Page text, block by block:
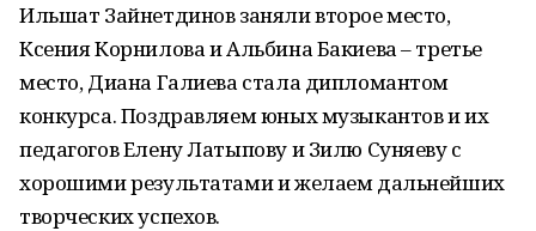
Ильшат Зайнетдинов заняли второе место,
Ксения Корнилова и Альбина Бакиева – третье
место, Диана Галиева стала дипломантом
конкурса. Поздравляем юных музыкантов и их
педагогов Елену Латыпову и Зилю Суняеву с
хорошими результатами и желаем дальнейших
творческих успехов.